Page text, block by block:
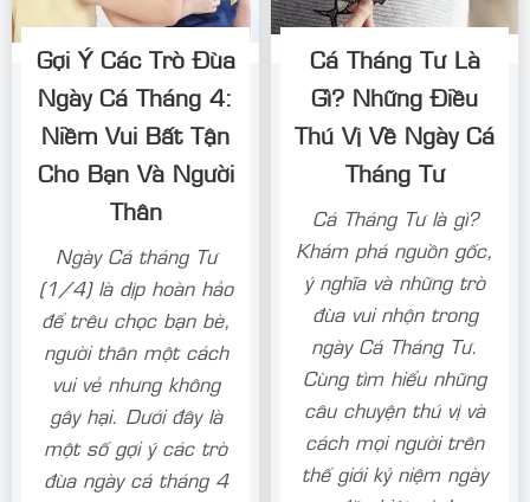
Gợi Ý Các Trò Đùa
Ngày Cá Tháng 4:
Niềm Vui Bất Tận
Cho Bạn Và Người
Thân
Ngày Cá tháng Tư
(1/4) là dịp hoàn hảo
để trêu chọc bạn bè,
người thân một cách
vui vẻ nhưng không
gây hại. Dưới đây là
một số gợi ý các trò
đùa ngày cá tháng 4
Cá Tháng Tư Là
Gì? Những Điều
Thú Vị Về Ngày Cá
Tháng Tư
Cá Tháng Tư là gì?
Khám phá nguồn gốc,
ý nghĩa và những trò
đùa vui nhộn trong
ngày Cá Tháng Tư.
Cùng tìm hiểu những
câu chuyện thú vị và
cách mọi người trên
thế giới kỷ niệm ngày